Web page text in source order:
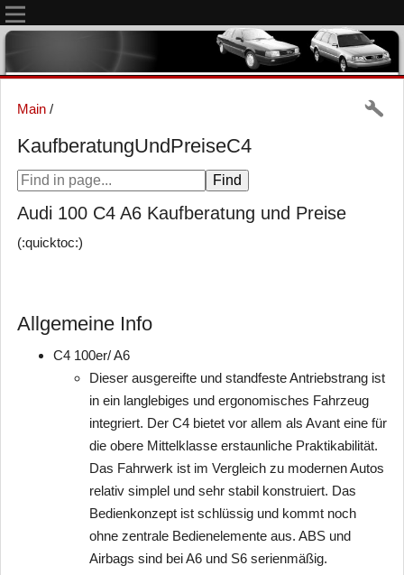
Main /
KaufberatungUndPreiseC4
Audi 100 C4 A6 Kaufberatung und Preise
(:quicktoc:)
Allgemeine Info
C4 100er/ A6
Dieser ausgereifte und standfeste Antriebstrang ist
in ein langlebiges und ergonomisches Fahrzeug
integriert. Der C4 bietet vor allem als Avant eine für
die obere Mittelklasse erstaunliche Praktikabilität.
Das Fahrwerk ist im Vergleich zu modernen Autos
relativ simplel und sehr stabil konstruiert. Das
Bedienkonzept ist schlüssig und kommt noch
ohne zentrale Bedienelemente aus. ABS und
Airbags sind bei A6 und S6 serienmäßig.